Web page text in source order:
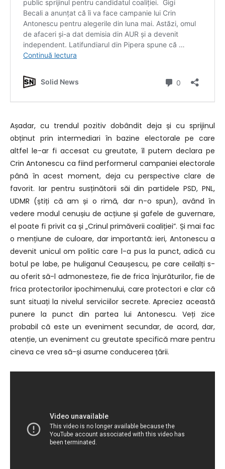
Așadar, cu trendul pozitiv dobândit deja și cu sprijinul
obținut prin intermediari în bazine electorale pe care
altfel le-ar fi accesat cu greutate, îl putem declara pe
Crin Antonescu ca fiind performerul campaniei electorale
până în acest moment, deja cu perspective clare de
favorit. Iar pentru susținătorii săi din partidele PSD, PNL,
UDMR (știți că am și o rimă, dar n-o spun), având în
vedere modul cenușiu de acțiune și gafele de guvernare,
el poate fi privit ca și „Crinul primăverii coaliției”. Și mai fac
o mențiune de culoare, dar importantă: ieri, Antonescu a
devenit unicul om politic care l-a pus la punct, adică cu
botul pe labe, pe huliganul Ceaușescu, pe care ceilalți s-
au oferit să-l admonesteze, fie de frica înjurăturilor, fie de
frica protectorilor ipochimenului, care protectori e clar că
sunt situați la nivelul serviciilor secrete. Apreciez această
punere la punct din partea lui Antonescu. Veți zice
probabil că este un eveniment secundar, de acord, dar,
atenție, un eveniment cu greutate specifică mare pentru
cineva ce vrea să-și asume conducerea țării.